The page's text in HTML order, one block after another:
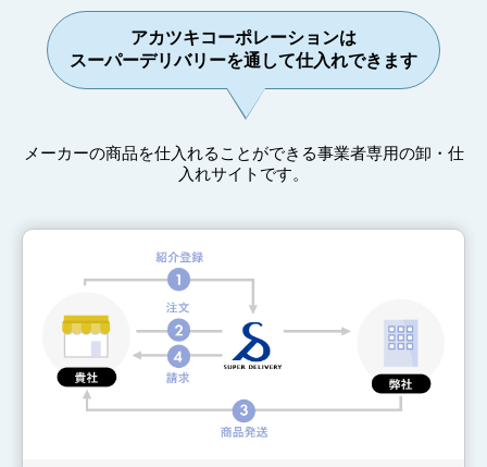
アカツキコーポレーションは
スーパーデリバリーを通して仕入れできます
メーカーの商品を仕入れることができる事業者専用の卸・仕
入れサイトです。